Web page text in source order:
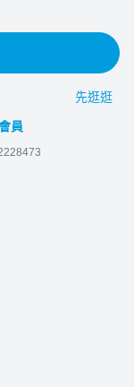
先逛逛
員